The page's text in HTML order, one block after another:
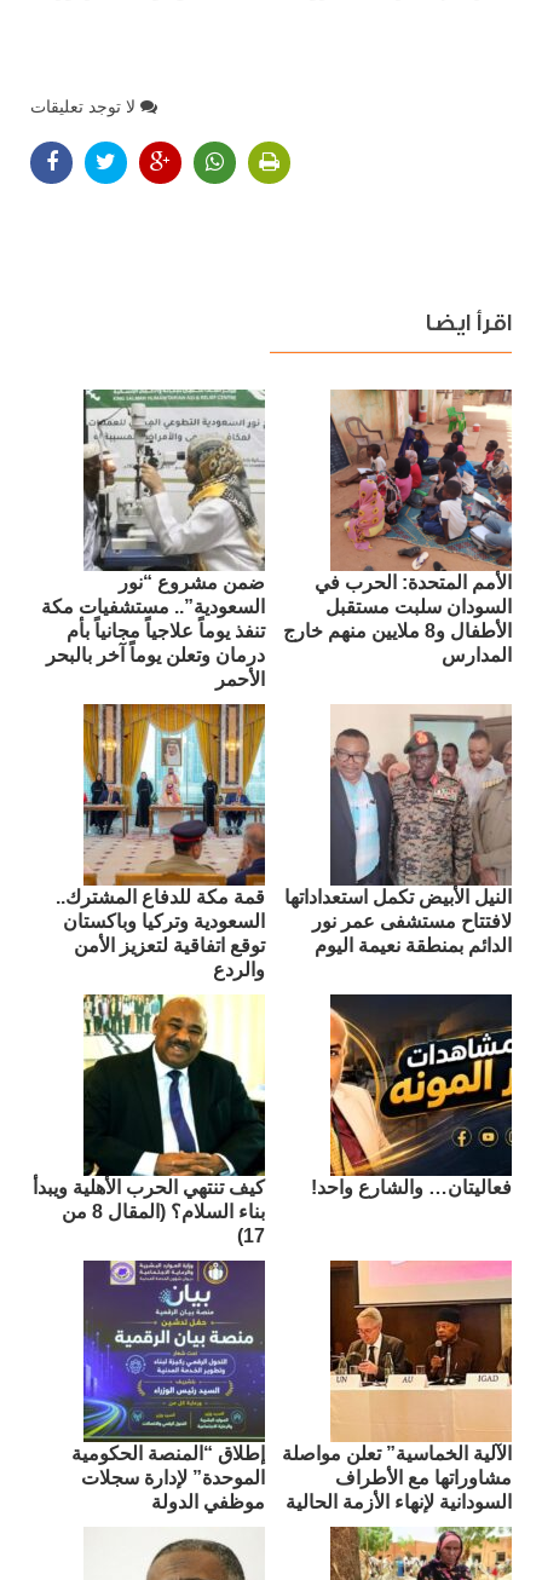
لا توجد تعليقات
اقرأ ايضا
الأمم المتحدة: الحرب في
السودان سلبت مستقبل
الأطفال و8 ملايين منهم خارج
المدارس
ضمن مشروع “نور
السعودية”.. مستشفيات مكة
تنفذ يوماً علاجياً مجانياً بأم
درمان وتعلن يوماً آخر بالبحر
الأحمر
النيل الأبيض تكمل استعداداتها
لافتتاح مستشفى عمر نور
الدائم بمنطقة نعيمة اليوم
قمة مكة للدفاع المشترك..
السعودية وتركيا وباكستان
توقع اتفاقية لتعزيز الأمن
والردع
فعاليتان… والشارع واحد!
كيف تنتهي الحرب الأهلية ويبدأ
بناء السلام؟ (المقال 8 من
17)
الآلية الخماسية” تعلن مواصلة
مشاوراتها مع الأطراف
السودانية لإنهاء الأزمة الحالية
إطلاق “المنصة الحكومية
الموحدة” لإدارة سجلات
موظفي الدولة